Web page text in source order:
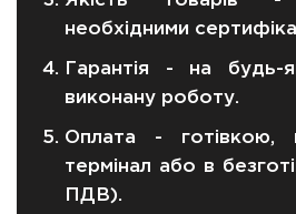
необхідними
Гарантія - на будь-
виконану роботу.
Оплата - готівкою,
термінал або в
ПДВ).